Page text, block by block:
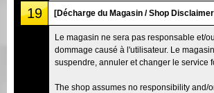
19 [Décharge du Magasin / Shop
Le magasin ne sera pas responsable et/
dommage causé à l'utilisateur. Le
suspendre, annuler et changer le service
The shop assumes no responsibility and/